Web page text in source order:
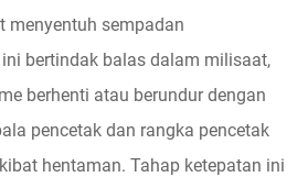
menyentuh sempadan
bertindak balas dalam milisaat,
berhenti atau berundur dengan
pencetak dan rangka pencetak
hentaman. Tahap ketepatan ini